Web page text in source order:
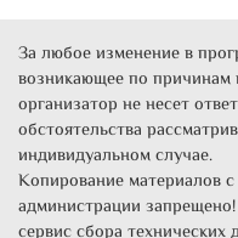
За любое изменение в
возникающее по причинам
организатор не несет
обстоятельства
индивидуальном случае.
Копирование материалов
администрации
сервис сбора